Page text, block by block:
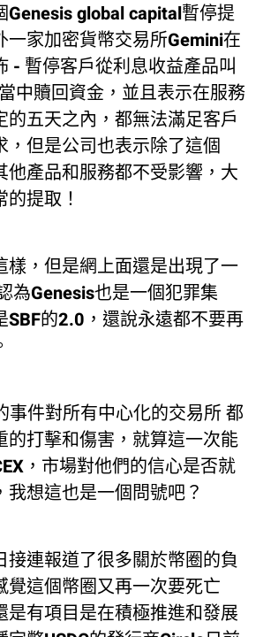
Genesis global capital暫停提
一家加密貨幣交易所Gemini在
- 暫停客戶從利息收益產品叫
中贖回資金，並且表示在服務
的五天之內，都無法滿足客戶
，但是公司也表示除了這個
他產品和服務都不受影響，大
提取！
樣，但是網上面還是出現了一
為Genesis也是一個犯罪集
SBF的2.0，還說永遠都不要再
事件對所有中心化的交易所 都
的打擊和傷害，就算這一次能
，市場對他們的信心是否就
我想這也是一個問號吧？
接連報道了很多關於幣圈的負
覺這個幣圈又再一次要死亡
是有項目是在積極推進和發展